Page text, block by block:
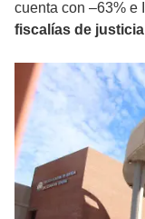
cuenta con –63% e
fiscalías de justicia